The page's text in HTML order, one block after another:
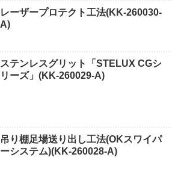
レーザープロテクト⼯法(KK-260030-
A)
ステンレスグリット「STELUX CGシ
リーズ」(KK-260029-A)
吊り棚足場送り出し工法(OKスワイパ
ーシステム)(KK-260028-A)